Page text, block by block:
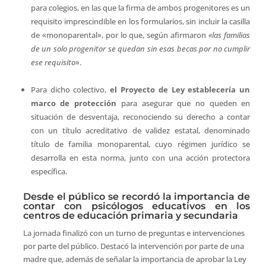
para colegios, en las que la firma de ambos progenitores es un
requisito imprescindible en los formularios, sin incluir la casilla
de «monoparental», por lo que, según afirmaron«las familias
de un solo progenitor se quedan sin esas becas por no cumplir
ese requisito».
Para dicho colectivo,el Proyecto de Ley establecería un
marco de protección para asegurar que no queden en
situación de desventaja, reconociendo su derecho a contar
con un título acreditativo de validez estatal, denominado
título de familia monoparental, cuyo régimen jurídico se
desarrolla en esta norma, junto con una acción protectora
específica.
Desde el público se recordó la importancia de
contar con psicólogos educativos en los
centros de educación primaria y secundaria
La jornada finalizó con un turno de preguntas e intervenciones
por parte del público. Destacó la intervención por parte de una
madre que, además de señalar la importancia de aprobar la Ley